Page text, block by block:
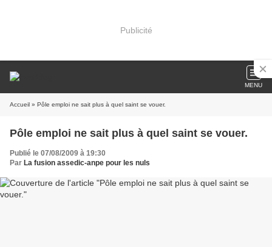
Publicité
MENU
Accueil » Pôle emploi ne sait plus à quel saint se vouer.
Pôle emploi ne sait plus à quel saint se vouer.
Publié le 07/08/2009 à 19:30
Par La fusion assedic-anpe pour les nuls